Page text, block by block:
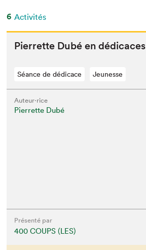
6 Activités
Pier­rette Dubé en dédicaces
Séance de dédicace Jeunesse
Auteur·rice
Pierrette Dubé
Présenté par
400 COUPS (LES)